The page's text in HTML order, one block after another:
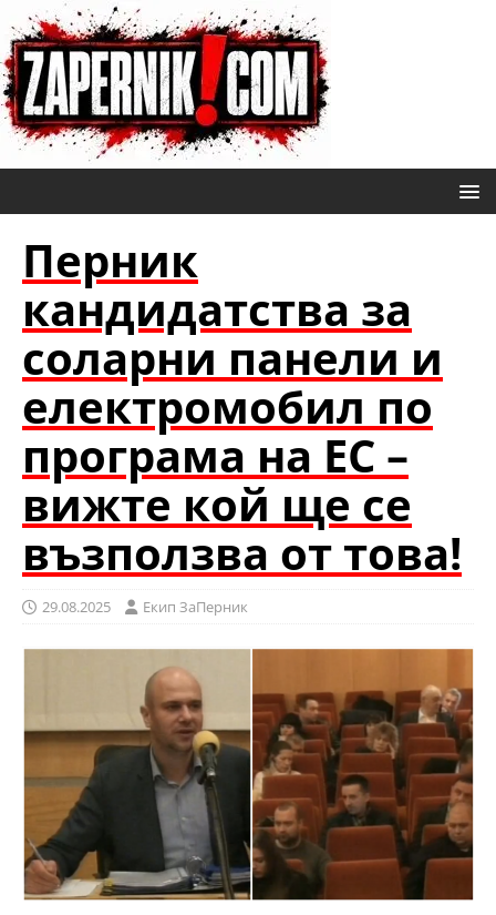
Перник
кандидатства за
соларни панели и
електромобил по
програма на ЕС –
вижте кой ще се
възползва от това!
29.08.2025 Eкип ЗаПерник